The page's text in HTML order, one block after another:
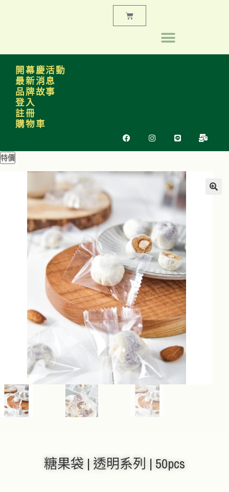
開幕慶活動
最新消息
品牌故事
登入
註冊
購物車
特價
糖果袋 | 透明系列 | 50pcs